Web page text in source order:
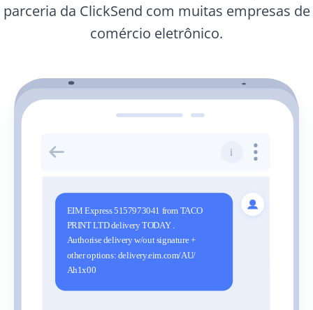
parceria da ClickSend com muitas empresas de
comércio eletrônico.